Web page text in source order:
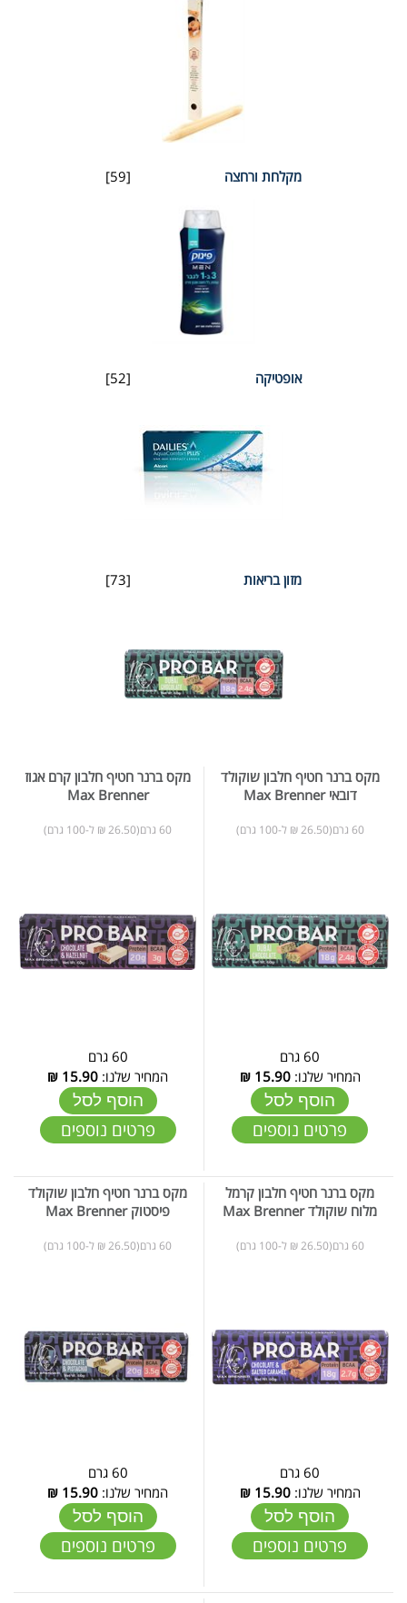
[59] מקלחת ורחצה
[52] אופטיקה
[73] מזון בריאות
מקס ברנר חטיף חלבון שוקולד
דובאי Max Brenner
60 גרם(26.50 ₪ ל-100 גרם)
60 גרם
המחיר שלנו:15.90
₪
הוסף לסל
פרטים נוספים
מקס ברנר חטיף חלבון קרם אגוז
Max Brenner
60 גרם(26.50 ₪ ל-100 גרם)
60 גרם
המחיר שלנו: 15.90
₪
הוסף לסל
פרטים נוספים
מקס ברנר חטיף חלבון קרמל
מלוח שוקולד Max Brenner
60 גרם(26.50 ₪ ל-100 גרם)
60 גרם
המחיר שלנו:15.90
₪
הוסף לסל
פרטים נוספים
מקס ברנר חטיף חלבון שוקולד
פיסטוק Max Brenner
60 גרם(26.50 ₪ ל-100 גרם)
60 גרם
המחיר שלנו: 15.90
₪
הוסף לסל
פרטים נוספים